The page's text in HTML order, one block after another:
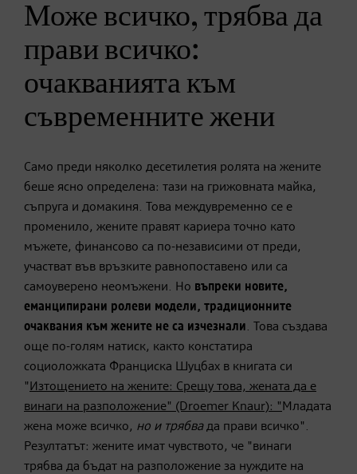
Може всичко, трябва да
прави всичко:
очакванията към
съвременните жени
Само преди няколко десетилетия ролята на жените
беше ясно определена: тази на грижовната майка,
съпруга и домакиня. Това междувременно се е
променило, жените правят кариера точно като
мъжете, финансово са по-независими от преди,
участват във връзките равнопоставено или са
самоуверенo неомъжени. Но въпреки новите,
еманципирани ролеви модели, традиционните
очаквания към жените не са изчезнали. Това създава
още по-голям натиск, както констатира
социоложката Франциска Шуцбах в книгата си
" Изтощението на жените: Срещу това, жената да е
винаги на разположение" (Droemer Knaur): " Младата
жена може всичко, но и трябвада прави всичко".
Резултатът: жените имат чувството, че "винаги
трябва да бъдат на разположение за нуждите на